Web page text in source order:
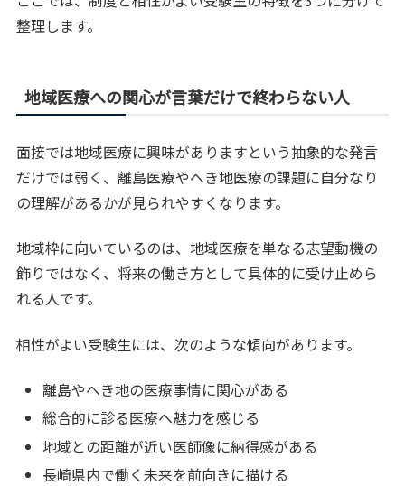
整理します。
地域医療への関心が言葉だけで終わらない人
面接では地域医療に興味がありますという抽象的な発言
だけでは弱く、離島医療やへき地医療の課題に自分なり
の理解があるかが見られやすくなります。
地域枠に向いているのは、地域医療を単なる志望動機の
飾りではなく、将来の働き方として具体的に受け止めら
れる人です。
相性がよい受験生には、次のような傾向があります。
離島やへき地の医療事情に関心がある
総合的に診る医療へ魅力を感じる
地域との距離が近い医師像に納得感がある
長崎県内で働く未来を前向きに描ける